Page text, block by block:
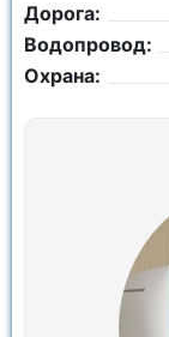
Дорога:
Водопровод:
Охрана: